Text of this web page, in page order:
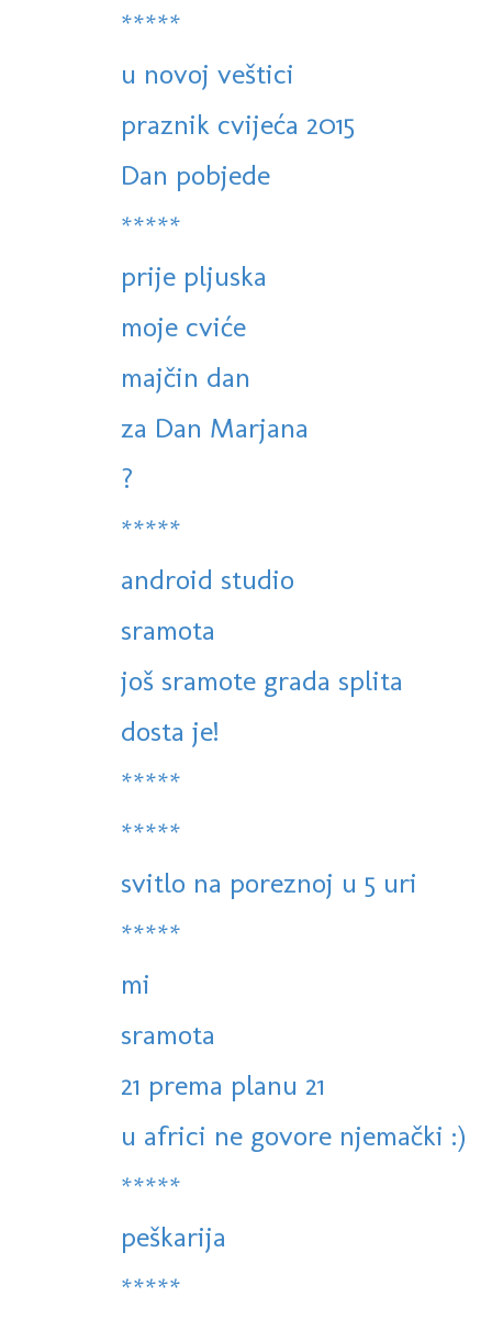
*****
u novoj veštici
praznik cvijeća 2015
Dan pobjede
*****
prije pljuska
moje cviće
majčin dan
za Dan Marjana
?
*****
android studio
sramota
još sramote grada splita
dosta je!
*****
*****
svitlo na poreznoj u 5 uri
*****
mi
sramota
21 prema planu 21
u africi ne govore njemački :)
*****
peškarija
*****